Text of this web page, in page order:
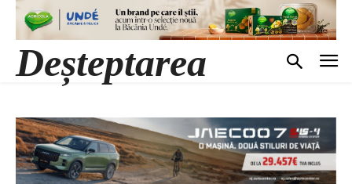
Deșteptarea